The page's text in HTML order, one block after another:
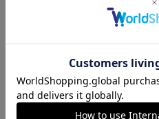
鹿児島ユナイテッドFC ピカチ